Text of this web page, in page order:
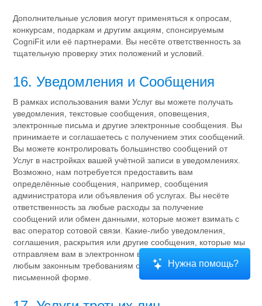
Дополнительные условия могут применяться к опросам,
конкурсам, подаркам и другим акциям, спонсируемым
CogniFit или её партнерами. Вы несёте ответственность за
тщательную проверку этих положений и условий.
16. Уведомления и Сообщения
В рамках использования вами Услуг вы можете получать
уведомления, текстовые сообщения, оповещения,
электронные письма и другие электронные сообщения. Вы
принимаете и соглашаетесь с получением этих сообщений.
Вы можете контролировать большинство сообщений от
Услуг в настройках вашей учётной записи в уведомлениях.
Возможно, нам потребуется предоставить вам
определённые сообщения, например, сообщения
администратора или объявления об услугах. Вы несёте
ответственность за любые расходы за получение
сообщений или обмен данными, которые может взимать с
вас оператор сотовой связи. Какие-либо уведомления,
соглашения, раскрытия или другие сообщения, которые мы
отправляем вам в электронном виде, будут удовлетворять
любым законным требованиям связи, включая сообщения в
письменной форме.
Нужна помощь?